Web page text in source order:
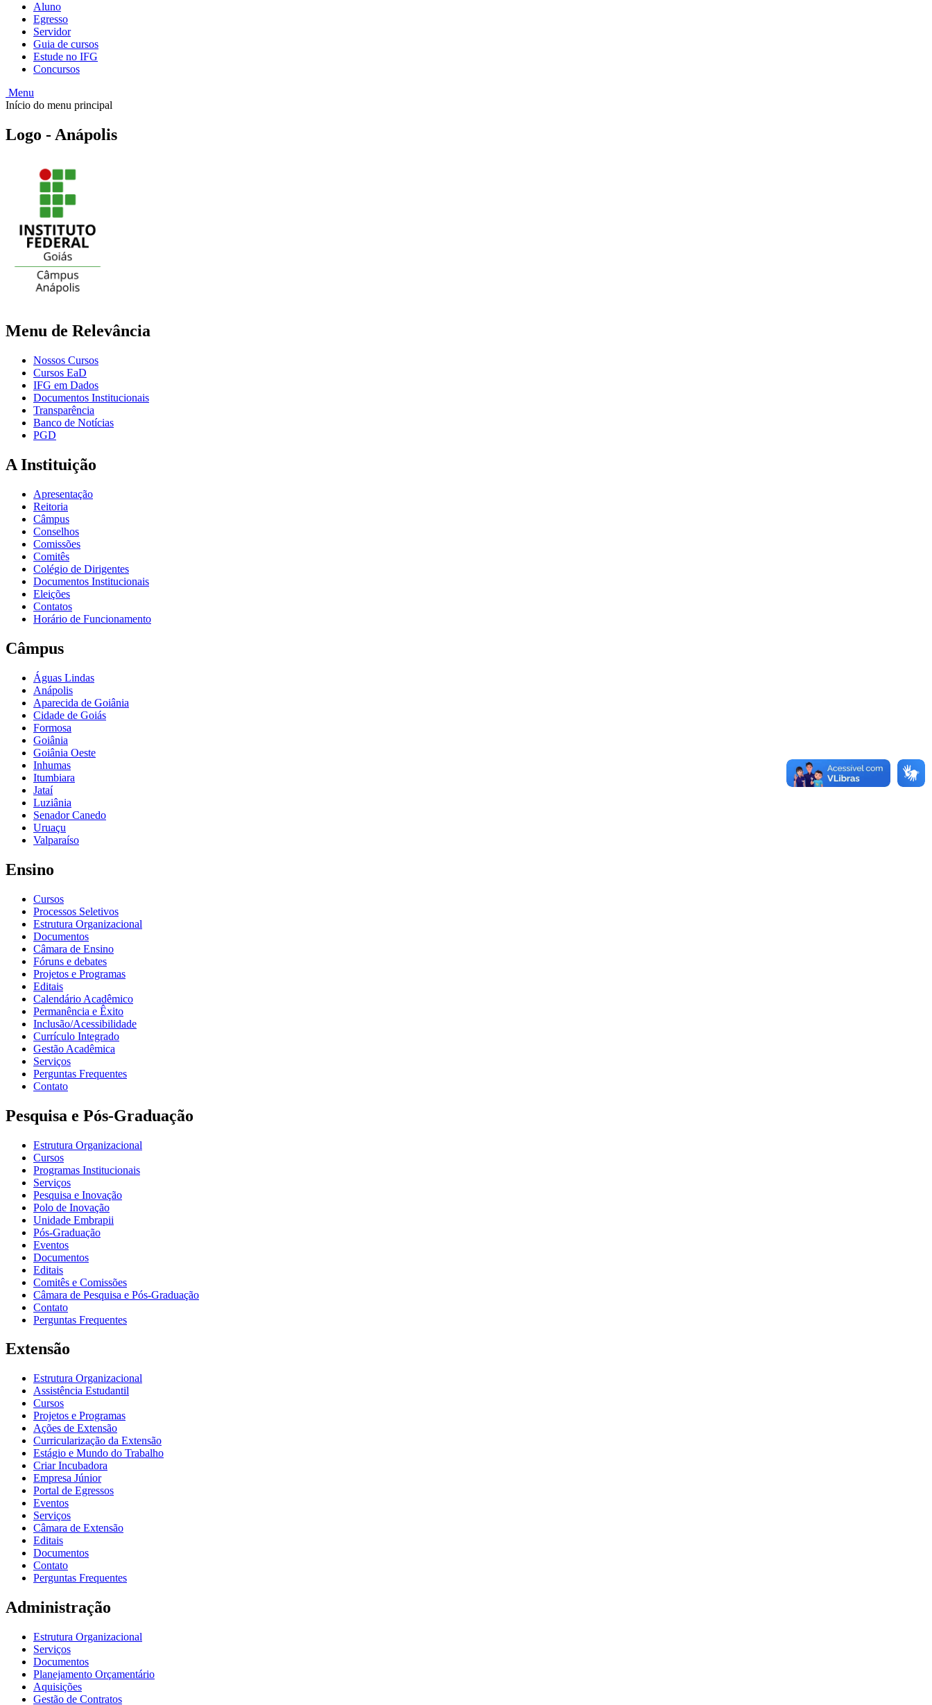
Aluno
Egresso
Servidor
Guia de cursos
Estude no IFG
Concursos
Menu
Início do menu principal
Logo - Anápolis
Menu de Relevância
Nossos Cursos
Cursos EaD
IFG em Dados
Documentos Institucionais
Transparência
Banco de Notícias
PGD
A Instituição
Apresentação
Reitoria
Câmpus
Conselhos
Comissões
Comitês
Colégio de Dirigentes
Documentos Institucionais
Eleições
Contatos
Horário de Funcionamento
Câmpus
Águas Lindas
Anápolis
Aparecida de Goiânia
Cidade de Goiás
Formosa
Goiânia
Goiânia Oeste
Inhumas
Itumbiara
Jataí
Luziânia
Senador Canedo
Uruaçu
Valparaíso
Ensino
Cursos
Processos Seletivos
Estrutura Organizacional
Documentos
Câmara de Ensino
Fóruns e debates
Projetos e Programas
Editais
Calendário Acadêmico
Permanência e Êxito
Inclusão/Acessibilidade
Currículo Integrado
Gestão Acadêmica
Serviços
Perguntas Frequentes
Contato
Pesquisa e Pós-Graduação
Estrutura Organizacional
Cursos
Programas Institucionais
Serviços
Pesquisa e Inovação
Polo de Inovação
Unidade Embrapii
Pós-Graduação
Eventos
Documentos
Editais
Comitês e Comissões
Câmara de Pesquisa e Pós-Graduação
Contato
Perguntas Frequentes
Extensão
Estrutura Organizacional
Assistência Estudantil
Cursos
Projetos e Programas
Ações de Extensão
Curricularização da Extensão
Estágio e Mundo do Trabalho
Criar Incubadora
Empresa Júnior
Portal de Egressos
Eventos
Serviços
Câmara de Extensão
Editais
Documentos
Contato
Perguntas Frequentes
Administração
Estrutura Organizacional
Serviços
Documentos
Planejamento Orçamentário
Aquisições
Gestão de Contratos